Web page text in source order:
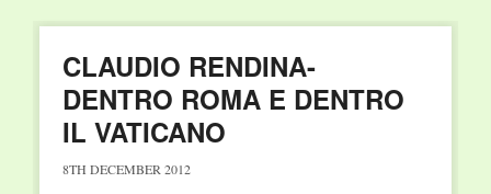
CLAUDIO RENDINA-
DENTRO ROMA E DENTRO
IL VATICANO
8TH DECEMBER 2012